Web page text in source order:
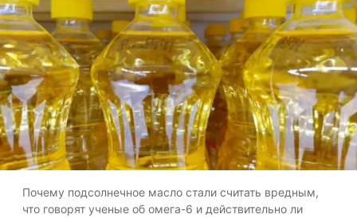
Почему подсолнечное масло стали считать вредным,
что говорят ученые об омега-6 и действительно ли